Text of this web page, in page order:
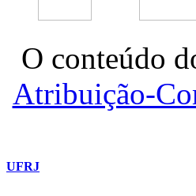
O conteúdo
Atribuição-
UFRJ